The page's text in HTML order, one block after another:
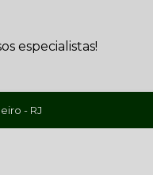
especialistas!
- RJ